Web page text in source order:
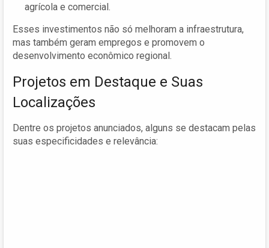
agrícola e comercial.
Esses investimentos não só melhoram a infraestrutura,
mas também geram empregos e promovem o
desenvolvimento econômico regional.
Projetos em Destaque e Suas
Localizações
Dentre os projetos anunciados, alguns se destacam pelas
suas especificidades e relevância: